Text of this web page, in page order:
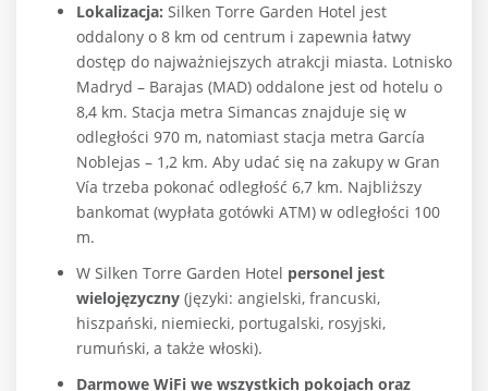
Lokalizacja: Silken Torre Garden Hotel jest
oddalony o 8 km od centrum i zapewnia łatwy
dostęp do najważniejszych atrakcji miasta. Lotnisko
Madryd – Barajas (MAD) oddalone jest od hotelu o
8,4 km. Stacja metra Simancas znajduje się w
odległości 970 m, natomiast stacja metra García
Noblejas – 1,2 km. Aby udać się na zakupy w Gran
Vía trzeba pokonać odległość 6,7 km. Najbliższy
bankomat (wypłata gotówki ATM) w odległości 100
m.
W Silken Torre Garden Hotel personel jest
wielojęzyczny (języki: angielski, francuski,
hiszpański, niemiecki, portugalski, rosyjski,
rumuński, a także włoski).
Darmowe WiFi we wszystkich pokojach oraz